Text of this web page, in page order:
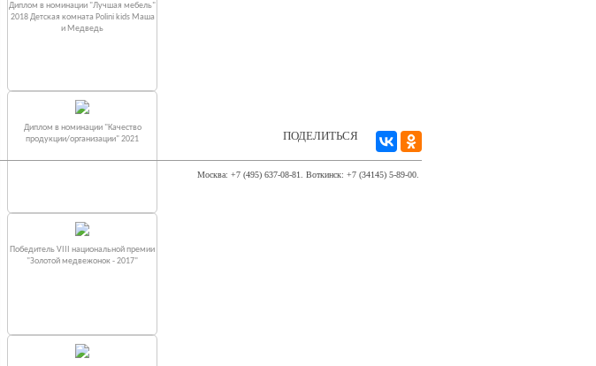
Диплом в номинации "Лучшая мебель"
2018 Детская комната Polini kids Маша
и Медведь
Диплом в номинации "Качество
продукции/организации" 2021
Победитель VIII национальной премии
"Золотой медвежонок - 2017"
ПОДЕЛИТЬСЯ
Москва: +7 (495) 637-08-81. Воткинск: +7 (34145) 5-89-00.